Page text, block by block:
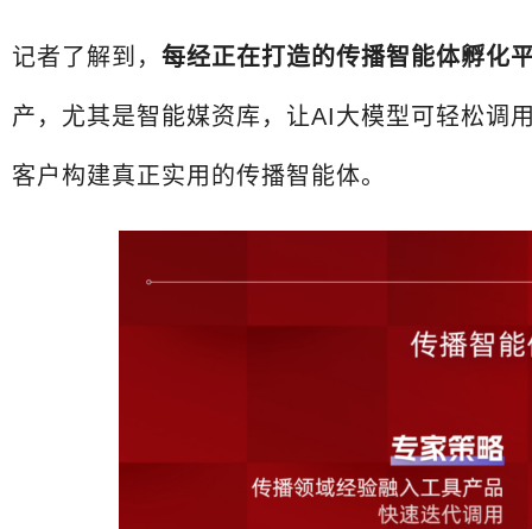
记者了解到， 每经正在打造的传播智能体孵化
产，尤其是智能媒资库，让AI大模型可轻松调
客户构建真正实用的传播智能体。